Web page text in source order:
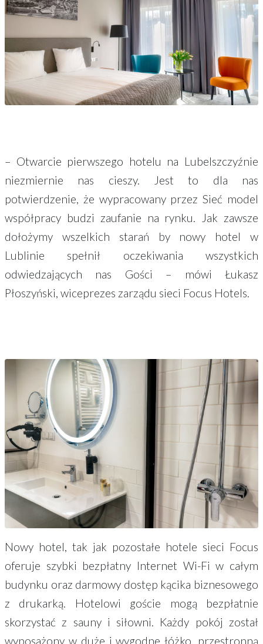
– Otwarcie pierwszego hotelu na Lubelszczyźnie
niezmiernie nas cieszy. Jest to dla nas
potwierdzenie, że wypracowany przez Sieć model
współpracy budzi zaufanie na rynku. Jak zawsze
dołożymy wszelkich starań by nowy hotel w
Lublinie spełnił oczekiwania wszystkich
odwiedzających nas Gości – mówi Łukasz
Płoszyński, wiceprezes zarządu sieci Focus Hotels.
Nowy hotel, tak jak pozostałe hotele sieci Focus
oferuje szybki bezpłatny Internet Wi-Fi w całym
budynku oraz darmowy dostęp kącika biznesowego
z drukarką. Hotelowi goście mogą bezpłatnie
skorzystać z sauny i siłowni. Każdy pokój został
wyposażony w duże i wygodne łóżko, przestronną